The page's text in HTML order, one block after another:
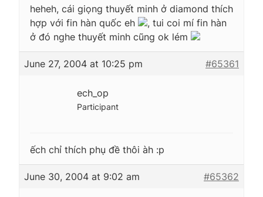
heheh, cái giọng thuyết minh ở diamond thích
hợp với fin hàn quốc eh
, tui coi mí fin hàn
ở đó nghe thuyết minh cũng ok lém
June 27, 2004 at 10:25 pm #65361
ech_op
Participant
ếch chỉ thích phụ đề thôi àh :p
June 30, 2004 at 9:02 am #65362